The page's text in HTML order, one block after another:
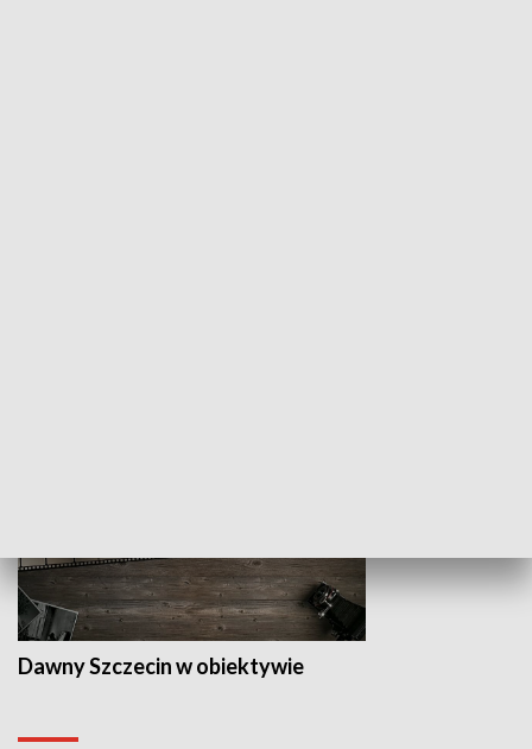
Dawny Szczecin w obiektywie